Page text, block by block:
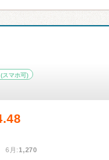
(スマホ可)
月:1,270